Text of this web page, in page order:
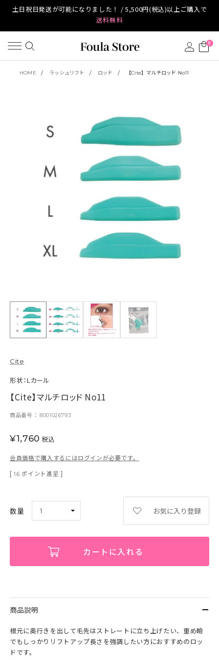
土日祝日発送が可能になりました！ / 5,500円(税込)以上ご購入で
送料無料
0
HOME ラッシュリフト ロッド 【Cite】マルチロッド No11
Cite
形状：Lカール
【Cite】マルチロッド No11
商品番号 8001026793
¥1,760 税込
会員価格で購入するにはログインが必要です。
[ 16 ポイント進呈 ]
お気に入り登録
カートに入れる
商品説明
根元に奥行きを出して毛先はストレートに立ち上げたい、重め瞼
でもしっかりリフトアップ長さを強調したい方におすすめのロッ
ドです。